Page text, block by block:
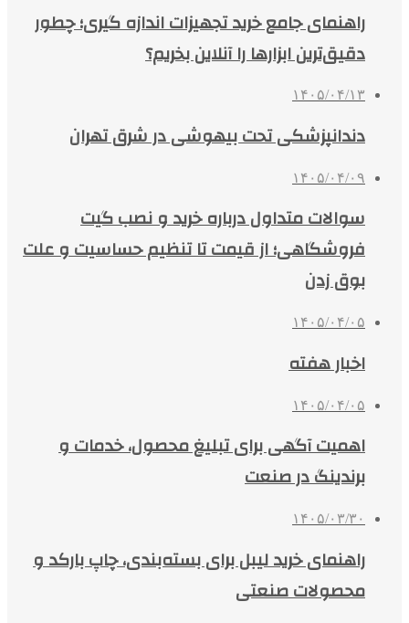
راهنمای جامع خرید تجهیزات اندازه گیری؛ چطور
دقیق‌ترین ابزارها را آنلاین بخریم؟
۱۴۰۵/۰۴/۱۳
دندانپزشکی تحت بیهوشی در شرق تهران
۱۴۰۵/۰۴/۰۹
سوالات متداول درباره خرید و نصب گیت
فروشگاهی؛ از قیمت تا تنظیم حساسیت و علت
بوق زدن
۱۴۰۵/۰۴/۰۵
اخبار هفته
۱۴۰۵/۰۴/۰۵
اهمیت آگهی برای تبلیغ محصول، خدمات و
برندینگ در صنعت
۱۴۰۵/۰۳/۳۰
راهنمای خرید لیبل برای بسته‌بندی، چاپ بارکد و
محصولات صنعتی